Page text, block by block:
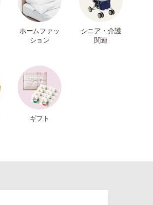
ホームファッ
ション
シニア・介護
関連
ギフト